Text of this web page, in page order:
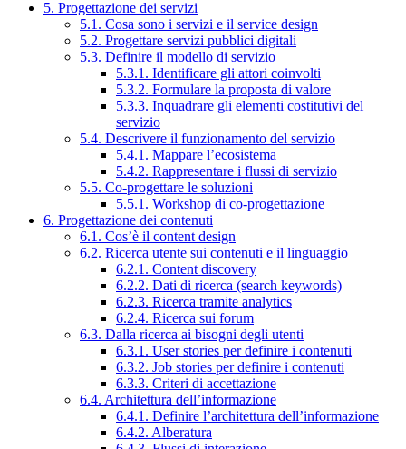
5. Progettazione dei servizi
5.1. Cosa sono i servizi e il service design
5.2. Progettare servizi pubblici digitali
5.3. Definire il modello di servizio
5.3.1. Identificare gli attori coinvolti
5.3.2. Formulare la proposta di valore
5.3.3. Inquadrare gli elementi costitutivi del
servizio
5.4. Descrivere il funzionamento del servizio
5.4.1. Mappare l’ecosistema
5.4.2. Rappresentare i flussi di servizio
5.5. Co-progettare le soluzioni
5.5.1. Workshop di co-progettazione
6. Progettazione dei contenuti
6.1. Cos’è il content design
6.2. Ricerca utente sui contenuti e il linguaggio
6.2.1. Content discovery
6.2.2. Dati di ricerca (search keywords)
6.2.3. Ricerca tramite analytics
6.2.4. Ricerca sui forum
6.3. Dalla ricerca ai bisogni degli utenti
6.3.1. User stories per definire i contenuti
6.3.2. Job stories per definire i contenuti
6.3.3. Criteri di accettazione
6.4. Architettura dell’informazione
6.4.1. Definire l’architettura dell’informazione
6.4.2. Alberatura